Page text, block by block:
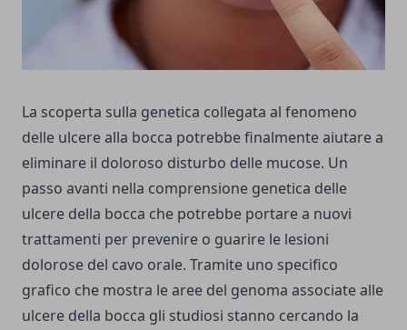
La scoperta sulla genetica collegata al fenomeno
delle ulcere alla bocca potrebbe finalmente aiutare a
eliminare il doloroso disturbo delle mucose. Un
passo avanti nella comprensione genetica delle
ulcere della bocca che potrebbe portare a nuovi
trattamenti per prevenire o guarire le lesioni
dolorose del cavo orale. Tramite uno specifico
grafico che mostra le aree del genoma associate alle
ulcere della bocca gli studiosi stanno cercando la